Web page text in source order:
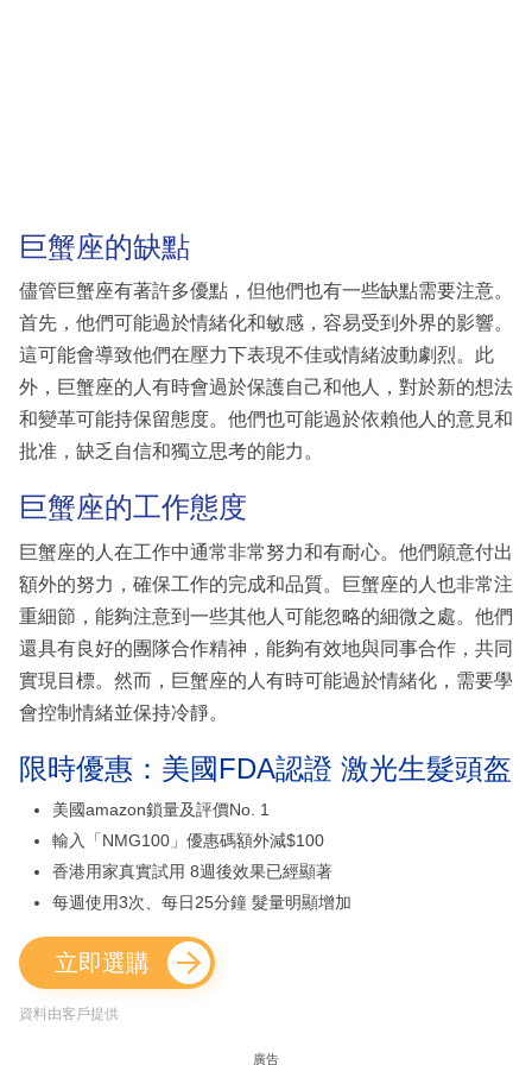
巨蟹座的缺點
儘管巨蟹座有著許多優點，但他們也有一些缺點需要注意。
首先，他們可能過於情緒化和敏感，容易受到外界的影響。
這可能會導致他們在壓力下表現不佳或情緒波動劇烈。此
外，巨蟹座的人有時會過於保護自己和他人，對於新的想法
和變革可能持保留態度。他們也可能過於依賴他人的意見和
批准，缺乏自信和獨立思考的能力。
巨蟹座的工作態度
巨蟹座的人在工作中通常非常努力和有耐心。他們願意付出
額外的努力，確保工作的完成和品質。巨蟹座的人也非常注
重細節，能夠注意到一些其他人可能忽略的細微之處。他們
還具有良好的團隊合作精神，能夠有效地與同事合作，共同
實現目標。然而，巨蟹座的人有時可能過於情緒化，需要學
會控制情緒並保持冷靜。
限時優惠：美國FDA認證 激光生髮頭盔
美國amazon鎖量及評價No. 1
輸入「NMG100」優惠碼額外減$100
香港用家真實試用 8週後效果已經顯著
每週使用3次、每日25分鐘 髮量明顯增加
立即選購
資料由客戶提供
廣告